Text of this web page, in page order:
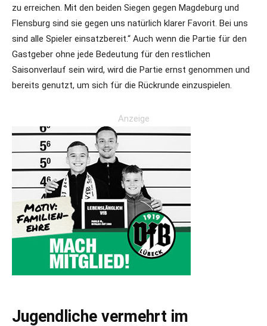
zu erreichen. Mit den beiden Siegen gegen Magdeburg und
Flensburg sind sie gegen uns natürlich klarer Favorit. Bei uns
sind alle Spieler einsatzbereit.“ Auch wenn die Partie für den
Gastgeber ohne jede Bedeutung für den restlichen
Saisonverlauf sein wird, wird die Partie ernst genommen und
bereits genutzt, um sich für die Rückrunde einzuspielen.
Anzeige
Jugendliche vermehrt im